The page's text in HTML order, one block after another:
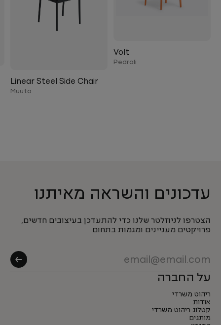
Volt
Pedrali
Linear Steel Side Chair
Muuto
עדכונים והשראה מאיתנו
הצטרפו לניוזלטר שלנו כדי להתעדכן בעיצובים חדשים,
פרויקטים מעניינים ומגמות בתחום
על החברה
ריהוט משרדי
אודות
קטלוג ריהוט משרדי
מותגים